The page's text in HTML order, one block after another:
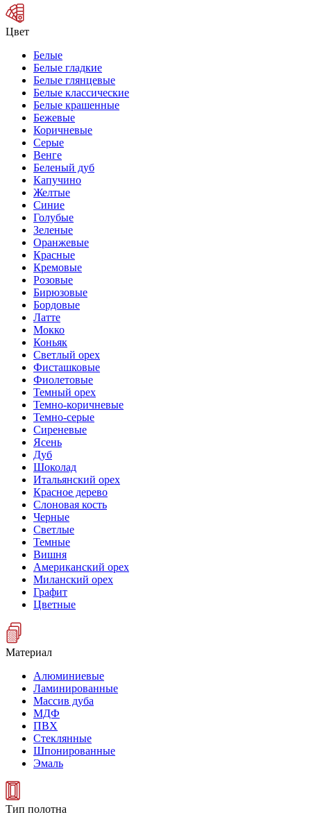
Цвет
Белые
Белые гладкие
Белые глянцевые
Белые классические
Белые крашенные
Бежевые
Коричневые
Серые
Венге
Беленый дуб
Капучино
Желтые
Синие
Голубые
Зеленые
Оранжевые
Красные
Кремовые
Розовые
Бирюзовые
Бордовые
Латте
Мокко
Коньяк
Светлый орех
Фисташковые
Фиолетовые
Темный орех
Темно-коричневые
Темно-серые
Сиреневые
Ясень
Дуб
Шоколад
Итальянский орех
Красное дерево
Слоновая кость
Черные
Светлые
Темные
Вишня
Американский орех
Миланский орех
Графит
Цветные
Материал
Алюминиевые
Ламинированные
Массив дуба
МДФ
ПВХ
Стеклянные
Шпонированные
Эмаль
Тип полотна